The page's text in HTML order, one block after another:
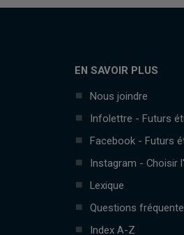
EN SAVOIR PLUS
Nous joindre
Infolettre - Futurs
Facebook - Futurs
Instagram - Choisir
Lexique
Questions
Index A-Z